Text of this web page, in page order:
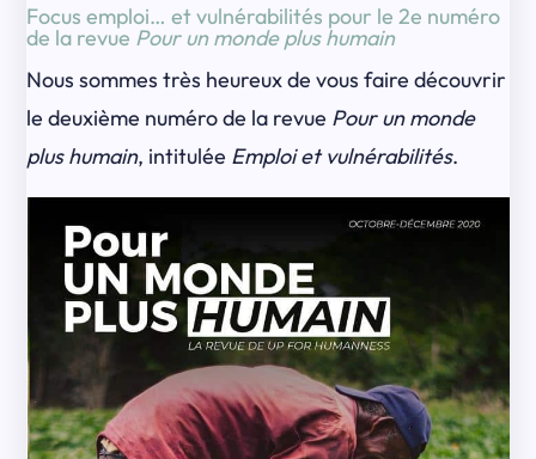
Focus emploi… et vulnérabilités pour le 2e numéro
de la revue Pour un monde plus humain
Nous sommes très heureux de vous faire découvrir
le deuxième numéro de la revue Pour un monde
plus humain, intitulée Emploi et vulnérabilités.